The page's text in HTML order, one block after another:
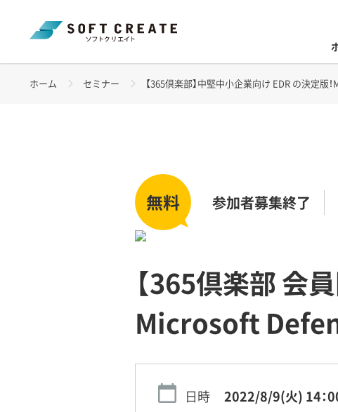
ホーム セミナー 【365倶楽部】中堅中小企業向け EDR の決定
参加者募集終了
【365倶楽部 会
Microsoft
日時 2022/8/9(火) 14：